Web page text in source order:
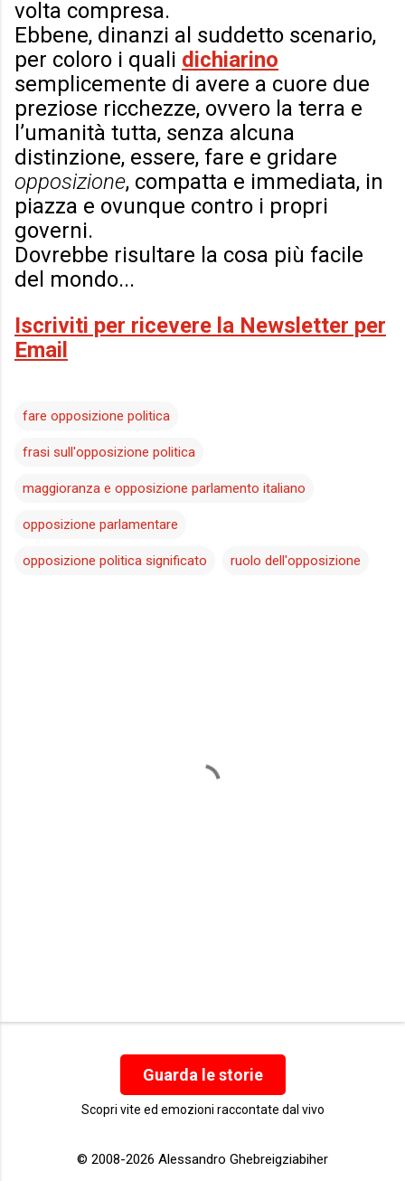
volta compresa.
Ebbene, dinanzi al suddetto scenario,
per coloro i quali dichiarino
semplicemente di avere a cuore due
preziose ricchezze, ovvero la terra e
l’umanità tutta, senza alcuna
distinzione, essere, fare e gridare
opposizione, compatta e immediata, in
piazza e ovunque contro i propri
governi.
Dovrebbe risultare la cosa più facile
del mondo...
Iscriviti per ricevere la Newsletter per
Email
fare opposizione politica
frasi sull'opposizione politica
maggioranza e opposizione parlamento italiano
opposizione parlamentare
opposizione politica significato ruolo dell'opposizione
Guarda le storie
Scopri vite ed emozioni raccontate dal vivo
© 2008-2026 Alessandro Ghebreigziabiher